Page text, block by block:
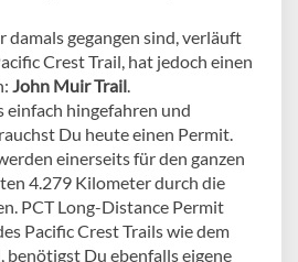
damals gegangen sind, verläuft
Crest Trail, hat jedoch einen
John Muir Trail.
einfach hingefahren und
Du heute einen Permit.
einerseits für den ganzen
4.279 Kilometer durch die
PCT Long-Distance Permit
Pacific Crest Trails wie dem
benötigst Du ebenfalls eigene